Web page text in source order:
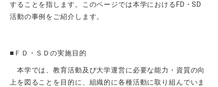
することを指します。このページでは本学におけるFD・SD
活動の事例をご紹介します。
■ＦＤ・ＳＤの実施目的
本学では、教育活動及び大学運営に必要な能力・資質の向
上を図ることを目的に、組織的に各種活動に取り組んでいま